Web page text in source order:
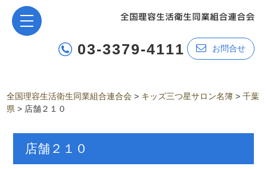
03-3379-4111 お問合せ
全国理容生活衛生同業組合連合会 > キッズ三つ星サロン名簿 >千葉
県 > 店舗２１０
店舗２１０